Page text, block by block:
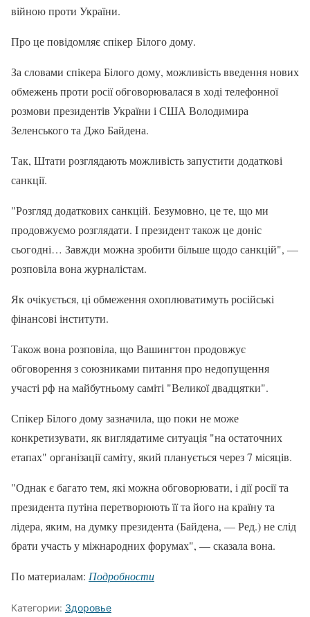
війною проти України.
Про це повідомляє спікер Білого дому.
За словами спікера Білого дому, можливість введення нових
обмежень проти росії обговорювалася в ході телефонної
розмови президентів України і США Володимира
Зеленського та Джо Байдена.
Так, Штати розглядають можливість запустити додаткові
санкції.
"Розгляд додаткових санкцій. Безумовно, це те, що ми
продовжуємо розглядати. І президент також це доніс
сьогодні… Завжди можна зробити більше щодо санкцій", —
розповіла вона журналістам.
Як очікується, ці обмеження охоплюватимуть російські
фінансові інститути.
Також вона розповіла, що Вашингтон продовжує
обговорення з союзниками питання про недопущення
участі рф на майбутньому саміті "Великої двадцятки".
Спікер Білого дому зазначила, що поки не може
конкретизувати, як виглядатиме ситуація "на остаточних
етапах" організації саміту, який планується через 7 місяців.
"Однак є багато тем, які можна обговорювати, і дії росії та
президента путіна перетворюють її та його на країну та
лідера, яким, на думку президента (Байдена, — Ред.) не слід
брати участь у міжнародних форумах", — сказала вона.
По материалам: Подробности
Категории: Здоровье